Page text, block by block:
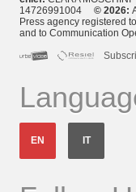
14726991004 © 2026:
Press agency registered
and to Communication
EN IT